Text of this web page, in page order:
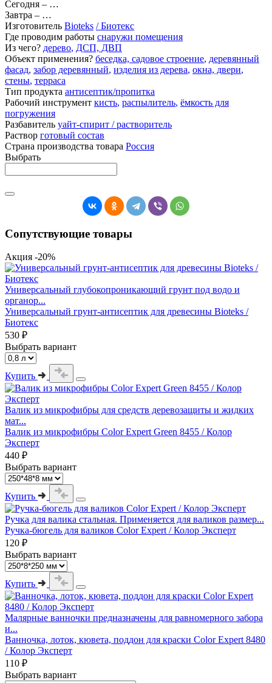
Сегодня – …
Завтра – …
Изготовитель Bioteks / Биотекс
Где проводим работы снаружи помещения
Из чего? дерево, ДСП, ДВП
Объект применения? беседка, садовое строение, деревянный
фасад, забор деревянный, изделия из дерева, окна, двери,
стены, терраса
Тип продукта антисептик/пропитка
Рабочий инструмент кисть, распылитель, ёмкость для
погружения
Разбавитель уайт-спирит / растворитель
Раствор готовый состав
Страна производства товара Россия
Выбрать
Сопутствующие товары
Акция -20%
Универсальный глубокопроникающий грунт под водо и
органор...
Универсальный грунт-антисептик для древесины Bioteks /
Биотекс
530 ₽
Выбрать вариант
Купить
Валик из микрофибры для средств деревозащиты и жидких
мат...
Валик из микрофибры Color Expert Green 8455 / Колор
Эксперт
440 ₽
Выбрать вариант
Купить
Ручка для валика стальная. Применяется для валиков размер...
Ручка-бюгель для валиков Color Expert / Колор Эксперт
120 ₽
Выбрать вариант
Купить
Малярные ванночки предназначены для равномерного забора
и...
Ванночка, лоток, кювета, поддон для краски Color Expert 8480
/ Колор Эксперт
110 ₽
Выбрать вариант